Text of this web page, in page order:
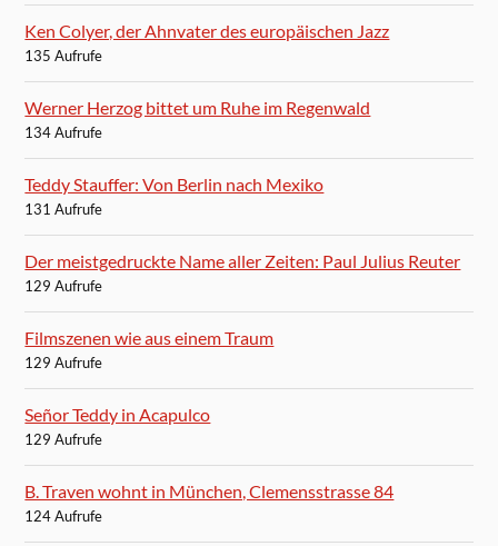
Ken Colyer, der Ahnvater des europäischen Jazz
135 Aufrufe
Werner Herzog bittet um Ruhe im Regenwald
134 Aufrufe
Teddy Stauffer: Von Berlin nach Mexiko
131 Aufrufe
Der meistgedruckte Name aller Zeiten: Paul Julius Reuter
129 Aufrufe
Filmszenen wie aus einem Traum
129 Aufrufe
Señor Teddy in Acapulco
129 Aufrufe
B. Traven wohnt in München, Clemensstrasse 84
124 Aufrufe